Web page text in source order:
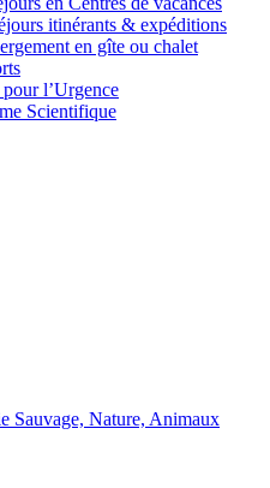
itinérants & expéditions
en gîte ou chalet
pour l’Urgence
Scientifique
Sauvage, Nature, Animaux